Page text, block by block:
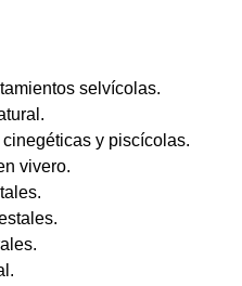
selvícolas.
y piscícolas.
vivero.